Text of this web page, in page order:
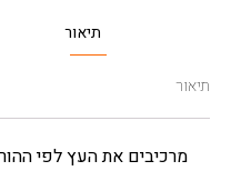
תיאור
תיאור